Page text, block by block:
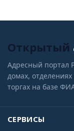
Открытый
Адресный портал
домах,
торгах на базе
СЕРВИСЫ